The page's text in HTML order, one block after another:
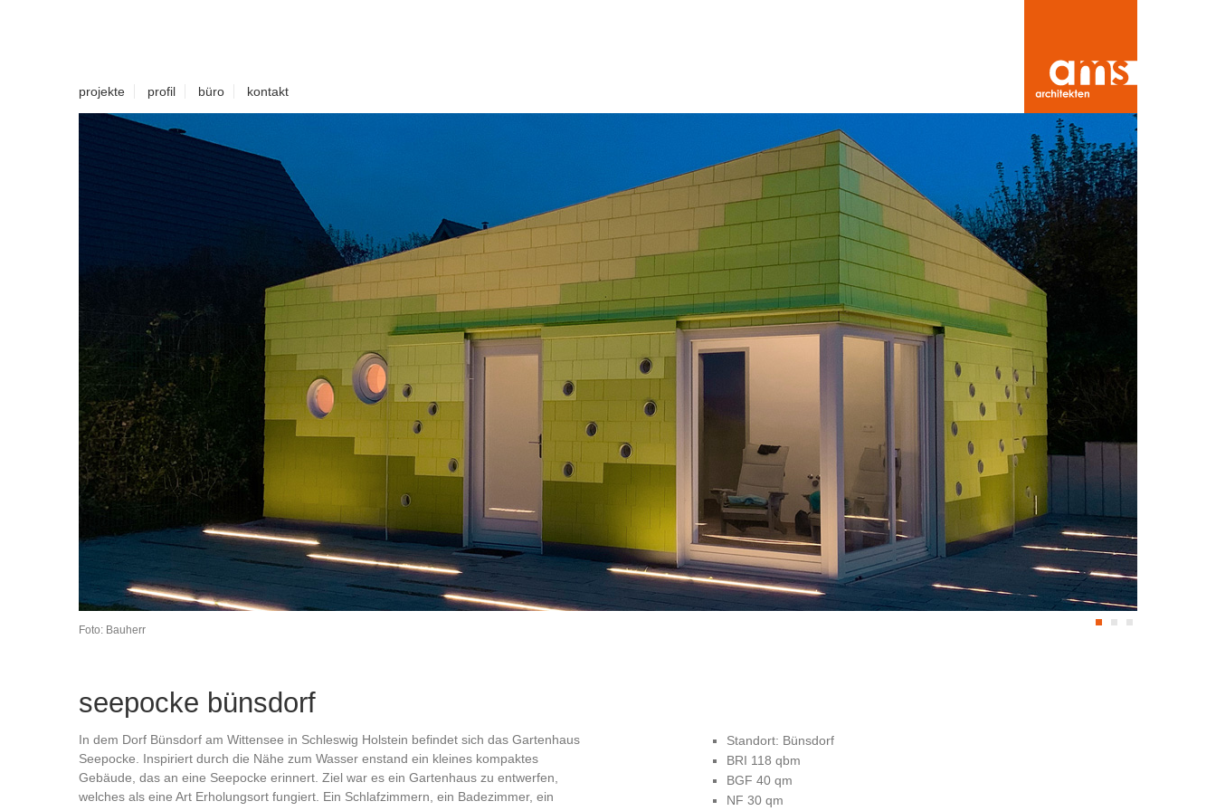
projekte profil büro kontakt
Foto: Bauherr
seepocke bünsdorf
In dem Dorf Bünsdorf am Wittensee in Schleswig Holstein befindet sich das Gartenhaus
Seepocke. Inspiriert durch die Nähe zum Wasser enstand ein kleines kompaktes
Gebäude, das an eine Seepocke erinnert. Ziel war es ein Gartenhaus zu entwerfen,
welches als eine Art Erholungsort fungiert. Ein Schlafzimmern, ein Badezimmer, ein
Standort: Bünsdorf
BRI 118 qbm
BGF 40 qm
NF 30 qm